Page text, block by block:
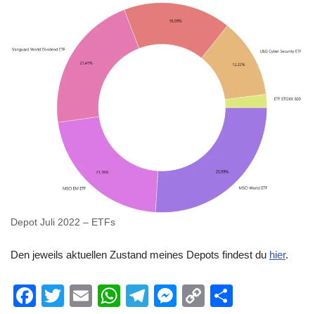
Depot Juli 2022 – ETFs
Den jeweils aktuellen Zustand meines Depots findest du hier.
F
T
E
W T
M C